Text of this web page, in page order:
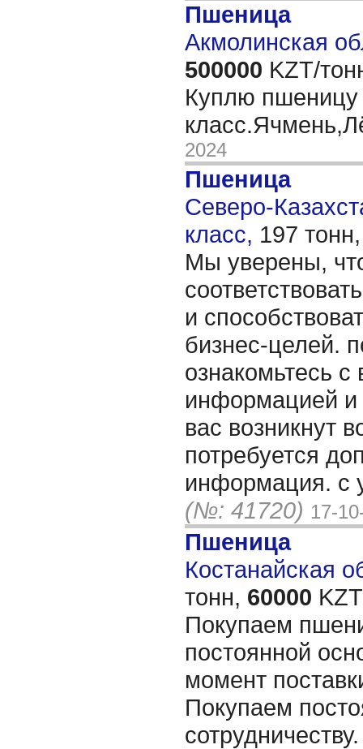
Пшеница
Акмолинская
500000 KZT/
Куплю пшеницу
2024
Пшеница
Северо-
класс, 197
Мы уверены,
и
бизнес-целей.
ознакомьтесь
информацией и
вас возникнут
потребуется
информация. с
(№: 41720) 17-
Пшеница
Костанайская
тонн, 60000
Покупаем
постоянной
момент
Покупаем